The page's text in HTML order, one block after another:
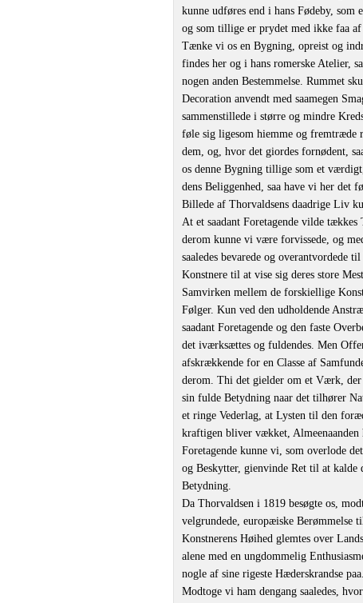
kunne udføres end i hans Fødeby, som
og som tillige er prydet med ikke faa
Tænke vi os en Bygning, opreist og
findes her og i hans romerske Atelier,
nogen anden Bestemmelse. Rummet
Decoration anvendt med saamegen
sammenstillede i større og mindre
føle sig ligesom hiemme og fremtræde
dem, og, hvor det giordes fornødent,
os denne Bygning tillige som et
dens Beliggenhed, saa have vi her det
Billede af Thorvaldsens daadrige Liv
At et saadant Foretagende vilde tækkes
derom kunne vi være forvissede, og
saaledes bevarede og
Konstnere til at vise sig deres store
Samvirken mellem de forskiellige
Følger. Kun ved den udholdende
saadant Foretagende og den faste
det iværksættes og fuldendes. Men
afskrækkende for en Classe af
derom. Thi det gielder om et Værk,
sin fulde Betydning naar det tilhører
et ringe Vederlag, at Lysten til den
kraftigen bliver vækket, Almeenaanden
Foretagende kunne vi, som overlode
og Beskytter, gienvinde Ret til at kalde
Betydning.
Da Thorvaldsen i 1819 besøgte os,
velgrundede, europæiske Berømmelse
Konstnerens Høihed glemtes over
alene med en ungdommelig
nogle af sine rigeste Hæderskrandse paa.
Modtoge vi ham dengang saaledes,